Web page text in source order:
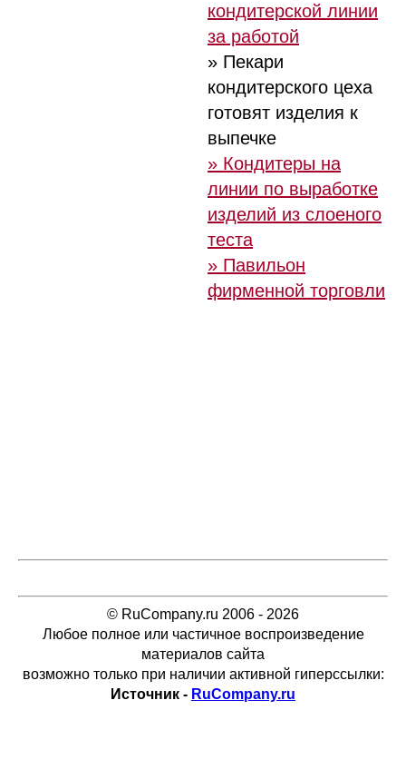
кондитерской линии
за работой
» Пекари
кондитерского цеха
готовят изделия к
выпечке
» Кондитеры на
линии по выработке
изделий из слоеного
теста
» Павильон
фирменной торговли
© RuCompany.ru 2006 - 2026
Любое полное или частичное воспроизведение
материалов сайта
возможно только при наличии активной гиперссылки:
Источник - RuCompany.ru